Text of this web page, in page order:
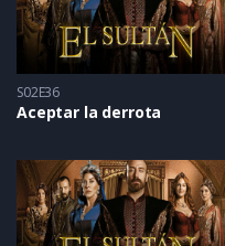
S02E36
Aceptar la derrota